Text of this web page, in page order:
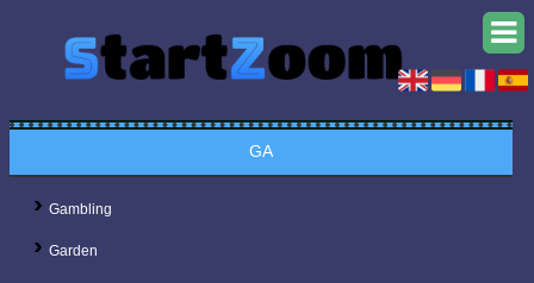
GA
Gambling
Garden